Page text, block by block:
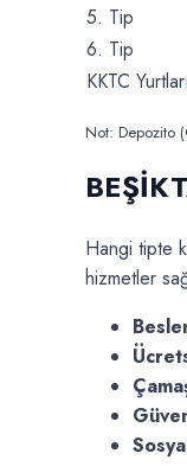
5. Tip
6. Tip
KKTC Yurtları
Not: Depozito
Hangi tipte
hizmetler